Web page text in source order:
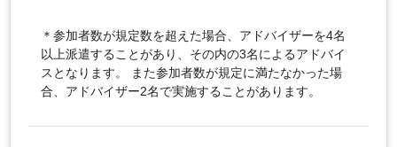
＊参加者数が規定数を超えた場合、アドバイザーを4名
以上派遣することがあり、その内の3名によるアドバイ
スとなります。 また参加者数が規定に満たなかった場
合、アドバイザー2名で実施することがあります。